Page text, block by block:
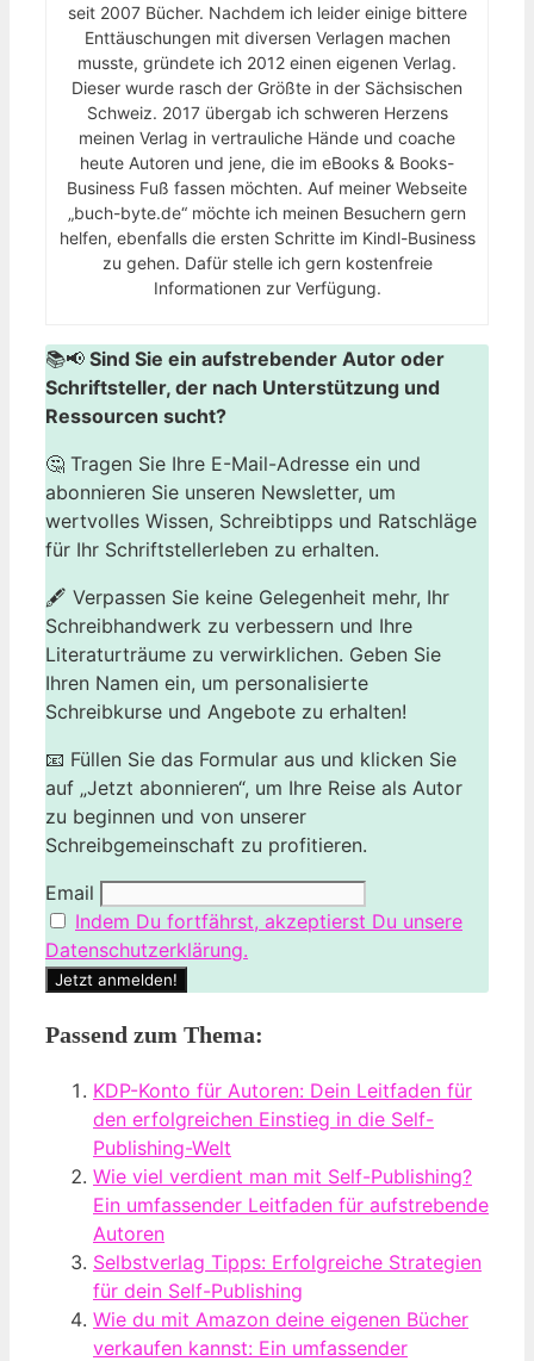
seit 2007 Bücher. Nachdem ich leider einige bittere
Enttäuschungen mit diversen Verlagen machen
musste, gründete ich 2012 einen eigenen Verlag.
Dieser wurde rasch der Größte in der Sächsischen
Schweiz. 2017 übergab ich schweren Herzens
meinen Verlag in vertrauliche Hände und coache
heute Autoren und jene, die im eBooks & Books-
Business Fuß fassen möchten. Auf meiner Webseite
„buch-byte.de“ möchte ich meinen Besuchern gern
helfen, ebenfalls die ersten Schritte im Kindl-Business
zu gehen. Dafür stelle ich gern kostenfreie
Informationen zur Verfügung.
📚📢 Sind Sie ein aufstrebender Autor oder
Schriftsteller, der nach Unterstützung und
Ressourcen sucht?
🤔 Tragen Sie Ihre E-Mail-Adresse ein und
abonnieren Sie unseren Newsletter, um
wertvolles Wissen, Schreibtipps und Ratschläge
für Ihr Schriftstellerleben zu erhalten.
🖋️ Verpassen Sie keine Gelegenheit mehr, Ihr
Schreibhandwerk zu verbessern und Ihre
Literaturträume zu verwirklichen. Geben Sie
Ihren Namen ein, um personalisierte
Schreibkurse und Angebote zu erhalten!
📧 Füllen Sie das Formular aus und klicken Sie
auf „Jetzt abonnieren“, um Ihre Reise als Autor
zu beginnen und von unserer
Schreibgemeinschaft zu profitieren.
Email
Indem Du fortfährst, akzeptierst Du unsere
Datenschutzerklärung.
Passend zum Thema:
KDP-Konto für Autoren: Dein Leitfaden für
den erfolgreichen Einstieg in die Self-
Publishing-Welt
Wie viel verdient man mit Self-Publishing?
Ein umfassender Leitfaden für aufstrebende
Autoren
Selbstverlag Tipps: Erfolgreiche Strategien
für dein Self-Publishing
Wie du mit Amazon deine eigenen Bücher
verkaufen kannst: Ein umfassender